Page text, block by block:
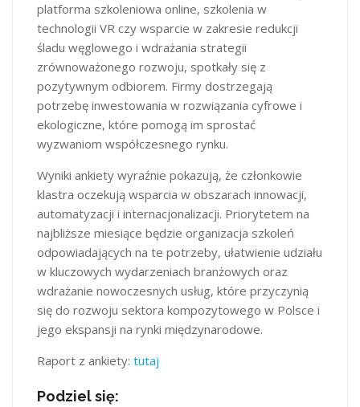
platforma szkoleniowa online, szkolenia w
technologii VR czy wsparcie w zakresie redukcji
śladu węglowego i wdrażania strategii
zrównoważonego rozwoju, spotkały się z
pozytywnym odbiorem. Firmy dostrzegają
potrzebę inwestowania w rozwiązania cyfrowe i
ekologiczne, które pomogą im sprostać
wyzwaniom współczesnego rynku.
Wyniki ankiety wyraźnie pokazują, że członkowie
klastra oczekują wsparcia w obszarach innowacji,
automatyzacji i internacjonalizacji. Priorytetem na
najbliższe miesiące będzie organizacja szkoleń
odpowiadających na te potrzeby, ułatwienie udziału
w kluczowych wydarzeniach branżowych oraz
wdrażanie nowoczesnych usług, które przyczynią
się do rozwoju sektora kompozytowego w Polsce i
jego ekspansji na rynki międzynarodowe.
Raport z ankiety: tutaj
Podziel się: